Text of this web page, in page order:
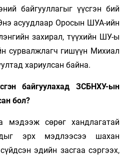
байгууллагыг үүсгэн бий
асуудлаар Оросын ШУА-ийн
захирал, түүхийн ШУ-ы
сурвалжлагч гишүүн Михиал
хариулсан байна.
байгуулахад ЗСБНХУ-ын
бол?
мэдээж сөрөг хандлагатай
эрх мэдлээсээ шахан
эдийн зас­гаа сэргээх,